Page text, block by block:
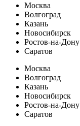
Москва
Волгоград
Казань
Новосибирск
Ростов-на-Дону
Саратов
Москва
Волгоград
Казань
Новосибирск
Ростов-на-Дону
Саратов